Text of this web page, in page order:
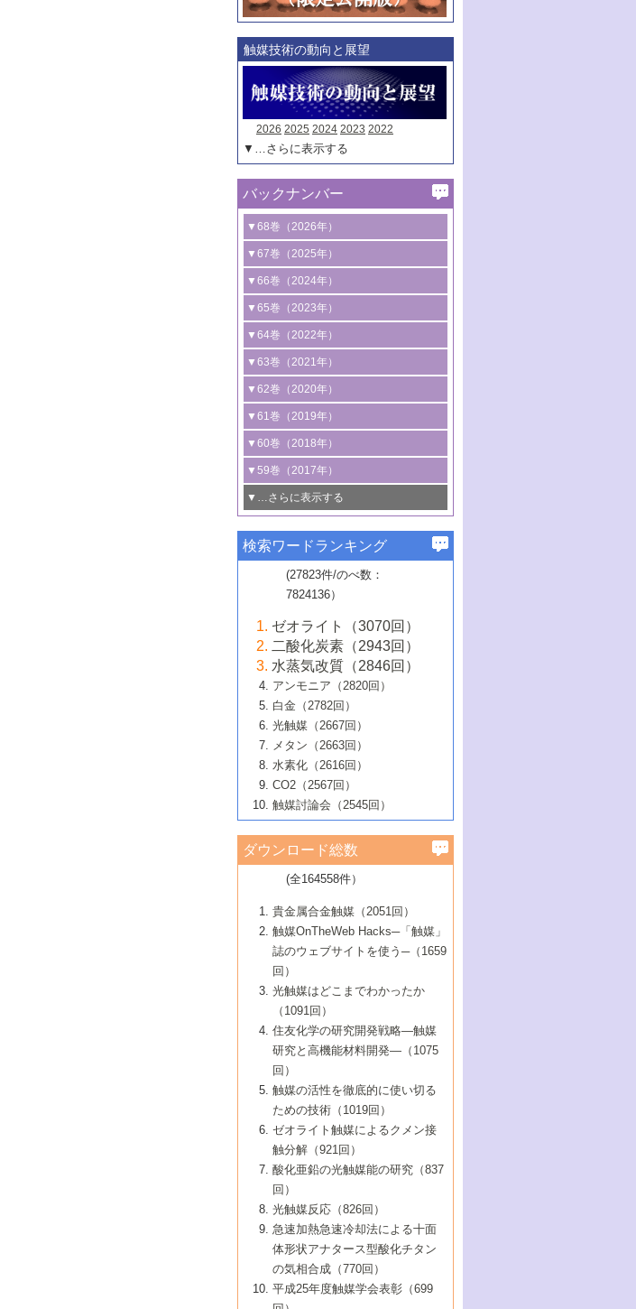
触媒技術の動向と展望
2026 2025 2024 2023 2022
▼…さらに表示する
バックナンバー
▼68巻（2026年）
1号 過酸化水素合成に関する研究動向
2号 コンピューター技術により加速する
触媒開発
3号 有機分子変換やCO 資源化のための
光触媒に関する最近の研究
B号 第137回触媒討論会（2026年）
▼67巻（2025年）
1号 CO
水素化によるグリーン燃料/グリ
ーンケミカル製造
2号 水素製造のための水分解技術に関す
る最近の研究
3号 オレフィン系樹脂の精密合成に関す
る最新技術
4号 アルコール類の効率的変換を実現す
る非貴金属触媒の研究動向
5号 ゼオライトの合成と応用における研
究動向
6号 ヘテロ接合界面
B号 第135回触媒討論会（2025年）
▼66巻（2024年）
1号 低次元ナノ構造を有する触媒材料
2号 規制反応場を活用した固体触媒研究
の新展開
3号 未踏分子変換を目指した酸化触媒プ
ロセスの最前線
4号 シンクロトロン放射光および中性子
線を利用した触媒解析技術の最先端
5号 単原子触媒
6号 参照触媒委員会からのお知らせ
B号 第133回触媒討論会（2023年）
▼65巻（2023年）
1号 炭素が関わる触媒機能
2号 プラスチックケミカルリサイクルの
ための触媒技術
3号 非酸化物系金属化合物を基盤とした
触媒材料の開発
4号 格子酸素・格子酸素欠陥を利用した
触媒反応
5号 生体触媒によるエネルギー変換反応
6号 窒素とリンの循環のための触媒・機
能性材料
▼64巻（2022年）
1号 合成ガス製造とCOを用いるケミカル
ズ合成の最新動向
2号 化学品合成のための合金触媒開発
3号 CO の排出削減および有効活用のた
めの触媒技術
4号 若手による情報発信企画～とびたて
若き触媒の研究者たち～（1）
若き触媒の研究者たち～（2）
6号 石油のノーブル・ユースを志向した
触媒技術
大学：オンライン・対面開催）
▼63巻（2021年）
1号 金触媒の新展開
2号 ペロブスカイト
3号 特殊反応場を利用した触媒的分子変
換反応
4号 多孔質材料を用いた触媒の新展開
5号 情報学的手法を用いた触媒開発
6号 カーボンニュートラルに向けた電解
技術
B号 第127回触媒討論会（2021年・オン
ライン開催(Zoom)のみ）
▼62巻（2020年）
1号 触媒設計を拓く欠陥構造のキャラク
タリゼーション
2号 機能化学品製造に資するクリーンな
触媒的酸化反応
3号 水処理のための触媒化学
4号 光触媒を用いた水分解の最新の研究
動向
5号 次世代の触媒プロセスを支えるマイ
6号 メタン転換技術の最新動向
B号 第125回触媒討論会（2020年・工学
院大学）
▼61巻（2019年）
1号 物質移動制御に着目した触媒プロセ
ス開発
2号 CO2 フリー水素サプライチェーンに
関わる触媒開発動向
3号 精密高分子合成に関する最近の研究
動向
4号 バイオマス化成品製造のための触媒
5号 固体触媒による含窒素有機化合物変
換の最前線
6号 貴金属使用量低減に向けた自動車排
ガス浄化触媒の開発
B号 第123回触媒討論会（2019年・大阪
▼60巻（2018年）
1号 固体酸触媒の最新の研究動向
2号 二酸化炭素からの有用化学品合成
3号 ナノ粒子・クラスター触媒の最前線
4号 60周年記念企画
5号 進化するゼオライト合成技術
6号 非貴金属系触媒における電気化学的
B号 第121回触媒討論会（2018年・東京
大学）
▼59巻（2017年）
1号 いたるところに，触媒
最先端技術
3号 無機分離膜材料の開発と触媒反応プ
ロセスへの適用
5号 水素のふるまいを解き明かす最先端
研究
6号 低級アルカンの有効利用のための触
媒技術
B号 第119回触媒討論会（2017年・首都
大学東京）
▼…さらに表示する
1号 ユニークな構造の高分子を生み出す触
2号 リグニンからの化成品製造に向けた触
媒技術
3号 触媒研究の最先端～とびたて若き研究
者たち～（1）
4号 触媒研究の最先端～とびたて若き研究
者たち～（2）
5号 触媒研究の最先端～とびたて若き研究
者たち～（3）
6号 イオニクス材料と燃料電池・電解合成
の最新の研究動向
B号 第117回触媒討論会（2016年・大阪府
立大学）
▼57巻（2015年）
1号 水素キャリアにかかわる触媒技術の新
2号 石油精製用触媒の最近の進展
3号 固体酸化物形燃料電池（SOFC）におけ
るアノード触媒上での燃料直接改質技術
4号 コアシェル構造の制御による触媒機能
5号 工業触媒およびその周辺技術の最近の
進歩
6号 ナノシート
B号 第115回触媒討論会（2015年・成蹊大
▼56巻（2014年）
2号 光触媒反応機構に関する最新の研究動
向
開発動向
4号 人工光合成に向けた近年のアプローチ
5号 未利用熱エネルギーの有効活用に貢献
する触媒技術
6号 ポリオキソメタレート
B号 第113回触媒討論会（2014年・ロワジ
ールホテル豊橋）
1号 高耐久性燃料電池システム用触媒にお
ける新展開
2号 リビングラジカル重合の最近の動向
3号 天然ガスの化学工業的展開に関する触
媒技術
4号 貴金属触媒の精密構造制御とその活用
5号 バイオマス化成品製造のための固体触
6号 ナノ空間─吸着状態解析から新機能開拓
B号 第111回触媒討論会（2013年・関西大
▼54巻（2012年）
1号 規則性多孔体の利用技術における最近
の進歩
2号 第109回触媒討論会
3号 貴金属低減技術の最新動向
4号 貴金属代替技術の最新動向
5号 光触媒による物質変換反応の新展開
6号 グラフェン
7号 水素を利用する化成品合成の新潮流
▼53巻（2011年）
1号 金属学から見る合金触媒の新展開
2号 第107回触媒討論会
3号 触媒のその場観察法の進歩（１）
4号 触媒のその場観察法の進歩（２）
5号 不活性結合の触媒的活性化による有機
合成
6号 新しい固体酸触媒技術
7号 ゼオライト合成における最近の進歩
▼52巻（2010年）
1号 触媒の劣化対策と長寿命触媒開発
2号 第105回触媒討論会
3号 ナノ構造が拓く新機能
4号 活性サイトおよびその環境の精密な設
計による触媒の高機能化
5号 触媒を有効に使うための技術
7号 有機分子触媒による精密有機合成
8号 高機能化ポリオレフィンに向けた重合
触媒の最近の進展
1号 炭素材料－熱い注目を集める材料－
2号 第103回触媒討論会
3号 環境浄化用光触媒の現状と課題
4号 水素社会の実現に向けた水素製造・貯
蔵技術の進歩
5号 CO2が関わる触媒・材料
7号 持続可能社会実現のための触媒および
触媒関連技術
▼50巻（2008年）
1号 触媒化学と学会のこの10年，半世紀，
そして未来
2号 第101回触媒討論会
4号 錯体を利用したユニークな表面構造の
構築と機能
5号 若手会員による触媒研究の未来展望1：
企業編
6号 第102回触媒討論会
7号 触媒・化学反応における計算化学の進
8号 若手研究者による触媒研究の未来展望
2：大学・研究所編
▼49巻（2007年）
1号 含フッ素化合物の合成と触媒
2号 第99回触媒討論会
3号 実用的ファインケミカル合成プロセス
を実現する触媒
5号 こんな物質，あんな物質―新たな触媒
の可能性―
7号 『結晶の化学』を活かした触媒研究
8号 イオン液体の応用
▼48巻（2006年）
1号 固体酸触媒の最近の進歩
2号 第97回触媒討論会
3号 リビング重合触媒の最近の展開
5号 水素製造・貯蔵のための触媒技術の新
しい展開
6号 第98回触媒討論会
7号 基礎化学品製造の触媒技術
8号 多機能型リアクター
1号 最近の触媒担体とその効果
2号 第95回触媒討論会
4号 水分解用光触媒材料
5号 時間分解分光の進歩と応用
6号 第96回触媒討論会
8号 超臨界流体を用いた化学プロセスの新
▼46巻（2004年）
1号 部分酸化反応触媒の最前線
2号 第93回触媒討論会
3号 特殊エネルギー場の触媒反応
4号 生体内における金属の触媒作用
5号 ファインケミカルズの展開に寄与する
6号 第94回触媒討論会
7号 サブナノレベルでみた新しい表面現象
8号 オレフィン重合触媒の新たな展
▼45巻（2003年）
1号 なぜこの触媒が良いのか？
2号 第91回触媒討論会
3号 最近の自動車排ガス処理技術
4号 触媒研究の現状と将来─第90回触媒討論
5号 基礎化学品製造の触媒技術
6号 第92回触媒討論会
7号 基礎化学品製造の触媒技術
8号 資源の循環と触媒技術
▼44巻（2002年）
1号 高次制御された触媒の化学
2号 第89回触媒討論会
3号 触媒を利用した電気化学の新展開
4号 ナノ材料の調製と機能化
5号 こんな触媒が欲しい
6号 第90回触媒討論会
7号 触媒研究と学術雑誌/情報
8号 若い世代からみた触媒化学の現状と未
▼43巻（2001年）
1号 グリーンケミストリーと触媒
2号 第87回触媒討論会特集号
3号 生体触媒とバイオプロセス
4号 水素製造・利用の触媒化学
5号 触媒研究における新しい切り口：コン
ビナトリアルケミストリー
6号 第88回触媒討論会特集号
7号 企業における触媒研究のブレークスル
8号 この材料を触媒として使ってみません
▼42巻（2000年）
1号 触媒反応工学の明日を拓く
2号 第85回触媒討論会
3号 反応ダイナミクス
5号 触媒のおもしろさをどのように伝える
6号 第86回触媒討論会
7号 水素化精製触媒の新しい展開
8号 新しい反応性と機能性を目指した金属
クラスタ-化学
▼41巻（1999年）
1号 孔、穴、あな?-特異な空間とその利用-
2号 第83回触媒討論会
3号 均一系触媒反応最前線
4号 実用炭素材料の新展開
5号 研究の方法論を考える
7号 機能性金属材料と触媒
8号 触媒研究へのNMRの応用と展望
▼40巻（1998年）
進展と21世紀への提言/創立40周年記念・触
媒学会この10年の歩みとこれから/創立40周
2号 第81回触媒討論会
3号 計算機触媒化学へのさそい
4号 触媒劣化の制御と予測
5号 最新の実用プロセスと触媒
6号 第82回触媒討論会
7号 ナノ構造体の化学
8号 あの反応は今
1号 均一系と不均一系触媒反応-その特徴と
接点
2号 第79回触媒討論会
3号 最新NO除去触媒の実用化研究
4号 新しい反応場を目指した触媒調製
5号 反応・分離技術の新しい展開
6号 第80回触媒討論会
8号 AFMでみる世界
▼38巻（1996年）
1号 触媒の構造と触媒作用/C1化学を中心と
する21世紀への触媒
3号 オリンピックメダル:金・銀・銅はどん
な触媒作用を示すか
4号 触媒作用における機能の複合化
5号 未来を拓け！若手研究者
6号 第78回触媒討論会
7号 ダイナミックな領域への触媒研究の展
開/C1化学を中心とする21世紀への触媒
▼37巻（1995年）
1号 ファインケミカルズと固体触媒
2号 第75回触媒討論会
3号 希土類を利用した触媒
4号 触媒とリサイクル
5号 エネルギー変換触媒
6号 第76回触媒討論会
7号 表面吸着相の新しい展開
8号 マイクロポーラス・クリスタル触媒の
▼36巻（1994年）
1号 電気化学と触媒
2号 第73回触媒討論会
3号 C4化学の展開
4号 《通常号》
5号 《通常号》
6号 第74回触媒討論会
▼35巻（1993年）
1号 工業触媒開発マニュアル―探索から工
業化まで
2号 第71回触媒討論会
3号 研究開発のうらおもて―着想と展開
4号 触媒劣化と寿命の予測
5号 環境に優しい触媒
▼34巻（1992年）
1号 インパクトを与えたこの研究
2号 第69回触媒討論会
3号 ケミカルズ合成触媒―新しい展開と応
▼33巻（1991年）
1号 触媒プロセス開発マニュアル―探索か
ら工業化まで，知っておきたいこと PartII
2号 第67回触媒討論会
▼32巻（1990年）
1号 21世紀に向けて触媒研究の飛躍をめざ
す―触媒化学の裾野を広げよう
2号 第65回触媒討論会
▼31巻（1989年）
1号 情報科学と反応設計・材料設計
▼30巻（1988年）
検索ワードランキング
(27823件/のべ数：
7824136）
ゼオライト（3070回）
二酸化炭素（2943回）
水蒸気改質（2846回）
アンモニア（2820回）
白金（2782回）
光触媒（2667回）
メタン（2663回）
水素化（2616回）
CO2（2567回）
触媒討論会（2545回）
ダウンロード総数
(全164558件）
貴金属合金触媒（2051回）
触媒OnTheWeb Hacks─「触媒」
誌のウェブサイトを使う─（1659
回）
光触媒はどこまでわかったか
（1091回）
住友化学の研究開発戦略―触媒
研究と高機能材料開発―（1075
回）
触媒の活性を徹底的に使い切る
ための技術（1019回）
ゼオライト触媒によるクメン接
触分解（921回）
酸化亜鉛の光触媒能の研究（837
回）
光触媒反応（826回）
急速加熱急速冷却法による十面
体形状アナタース型酸化チタン
の気相合成（770回）
平成25年度触媒学会表彰（699